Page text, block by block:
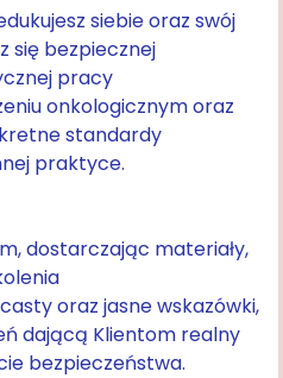
siebie oraz swój
się bezpiecznej
pracy
onkologicznym oraz
standardy
praktyce.
dostarczając materiały,
oraz jasne wskazówki,
dającą Klientom realny
bezpieczeństwa.